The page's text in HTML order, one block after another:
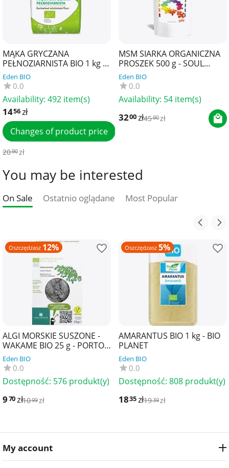
MĄKA GRYCZANA
PEŁNOZIARNISTA BIO 1 kg -
BIO PLANET
Eden BIO
0.0
Availability: 492 item(s)
1456zł
Changes of product price
2090zł
MSM SIARKA ORGANICZNA
PROSZEK 500 g - SOUL
FARM
Eden BIO
0.0
Availability: 54 item(s)
3200zł4590zł
You may be interested
On Sale Ostatnio oglądane Most Popular
Oszczędzasz 12%
ALGI MORSKIE SUSZONE -
WAKAME BIO 25 g - PORTO
MUINOS
Eden BIO
0.0
Dostępność: 576 produkt(y)
970zł1099zł
Oszczędzasz 5%
AMARANTUS BIO 1 kg - BIO
PLANET
Eden BIO
0.0
Dostępność: 808 produkt(y)
1835zł1939zł
My account